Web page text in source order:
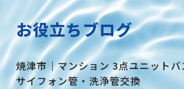
お役立ちブログ
焼津市｜マンション 3点ユニット
サイフォン管・洗浄管交換